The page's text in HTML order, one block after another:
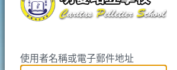
使用者名稱或電子郵件地址